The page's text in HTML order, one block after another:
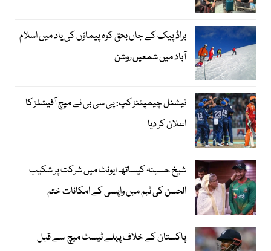
براڈ پیک کے جاں بحق کوہ پیماؤں کی یاد میں اسلام
آباد میں شمعیں روشن
نیشنل چیمپئنز کپ: پی سی بی نے میچ آفیشلز کا
اعلان کر دیا
شیخ حسینہ کیساتھ ایونٹ میں شرکت پر شکیب
الحسن کی ٹیم میں واپسی کے امکانات ختم
پاکستان کے خلاف پہلے ٹیسٹ میچ سے قبل